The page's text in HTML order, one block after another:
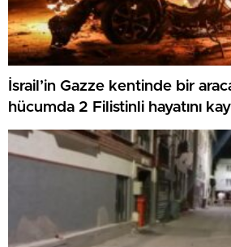
İsrail’in Gazze kentinde bir
hücumda 2 Filistinli hayatını